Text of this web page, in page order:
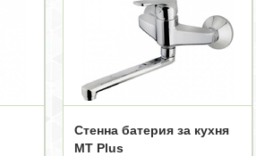
Стенна батерия за кухня
MT Plus